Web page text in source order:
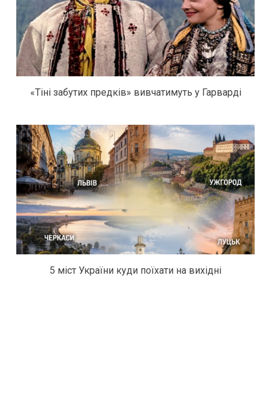
«Тіні забутих предків» вивчатимуть у Гарварді
5 міст України куди поїхати на вихідні